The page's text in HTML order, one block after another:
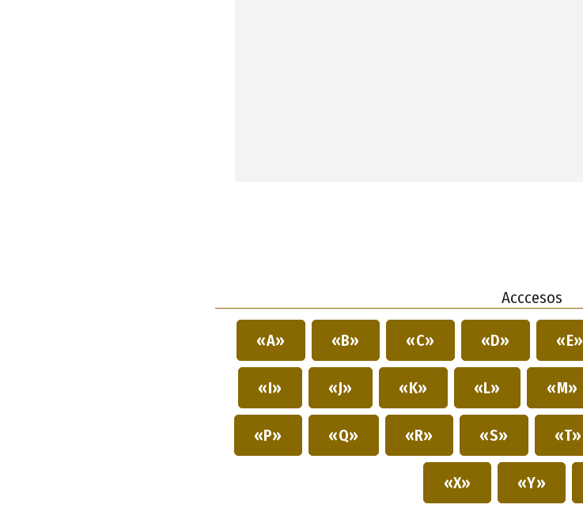
Acccesos
«A» «B» «C» «D» «E»
«I» «J» «K» «L» «M»
«P» «Q» «R» «S» «T»
«X» «Y»